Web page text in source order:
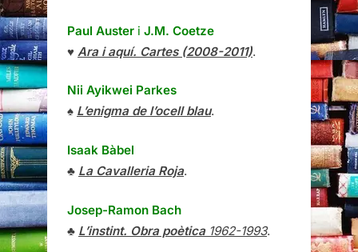
Paul Auster i J.M. Coetze
♥ Ara i aquí. Cartes (2008-2011).
Nii Ayikwei Parkes
♠ L’enigma de l’ocell blau.
Isaak Bàbel
♣ La Cavalleria Roja.
Josep-Ramon Bach
♣ L’instint. Obra poètica1962-1993.